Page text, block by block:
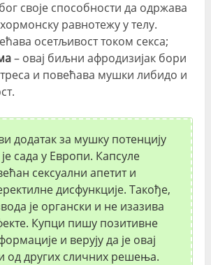
своје способности да одржава
равнотежу у телу.
осетљивост током секса;
– овај биљни афродизијак бори
и повећава мушки либидо и
додатак за мушку потенцију
је сада у Европи. Капсуле
сексуални апетит и
дисфункције. Такође,
је органски и не изазива
Купци пишу позитивне
и верују да је овај
од других сличних решења.